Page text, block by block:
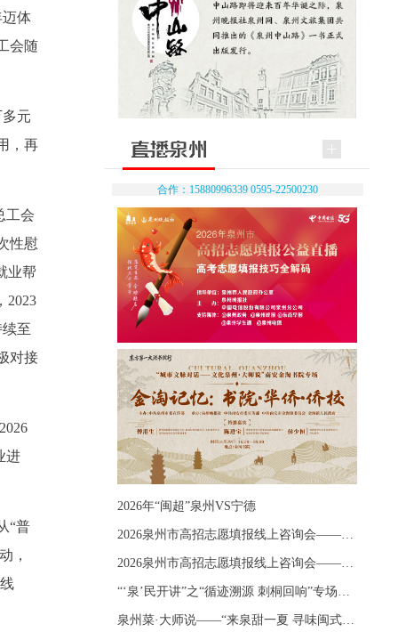
体
会随
元
，再
工会
性慰
业帮
2023
至
对接
进
“普
，
合作：15880996339 0595-22500230
2026年“闽超”泉州VS宁德